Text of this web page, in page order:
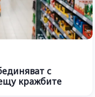
с
кражбите